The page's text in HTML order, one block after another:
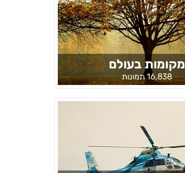
מקומות בעולם
16,838 תמונות